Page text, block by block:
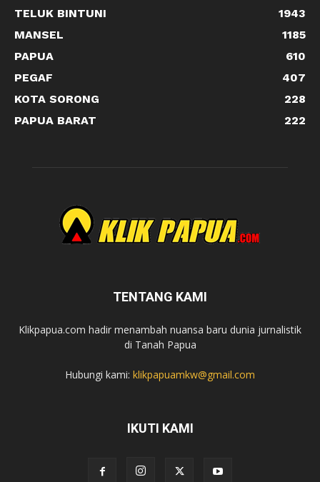
TELUK BINTUNI
1943
MANSEL
1185
PAPUA
610
PEGAF
407
KOTA SORONG
228
PAPUA BARAT
222
TENTANG KAMI
Klikpapua.com hadir menambah nuansa baru dunia jurnalistik
di Tanah Papua
Hubungi kami: klikpapuamkw@gmail.com
IKUTI KAMI